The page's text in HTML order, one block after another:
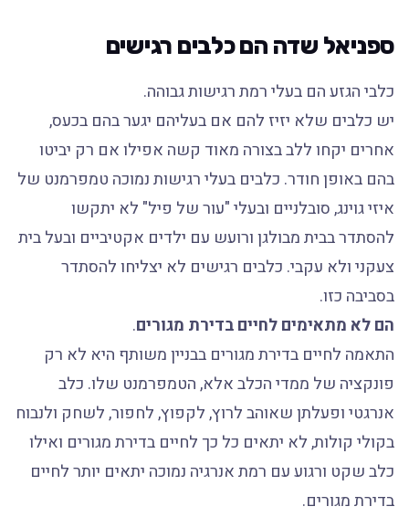
ספניאל שדה הם כלבים רגישים
כלבי הגזע הם בעלי רמת רגישות גבוהה.
יש כלבים שלא יזיז להם אם בעליהם יגער בהם בכעס,
אחרים יקחו ללב בצורה מאוד קשה אפילו אם רק יביטו
בהם באופן חודר. כלבים בעלי רגישות נמוכה טמפרמנט של
איזי גוינג, סובלניים ובעלי "עור של פיל" לא יתקשו
להסתדר בבית מבולגן ורועש עם ילדים אקטיביים ובעל בית
צעקני ולא עקבי. כלבים רגישים לא יצליחו להסתדר
בסביבה כזו.
הם לא מתאימים לחיים בדירת מגורים.
התאמה לחיים בדירת מגורים בבניין משותף היא לא רק
פונקציה של ממדי הכלב אלא, הטמפרמנט שלו. כלב
אנרגטי ופעלתן שאוהב לרוץ, לקפוץ, לחפור, לשחק ולנבוח
בקולי קולות, לא יתאים כל כך לחיים בדירת מגורים ואילו
כלב שקט ורגוע עם רמת אנרגיה נמוכה יתאים יותר לחיים
בדירת מגורים.